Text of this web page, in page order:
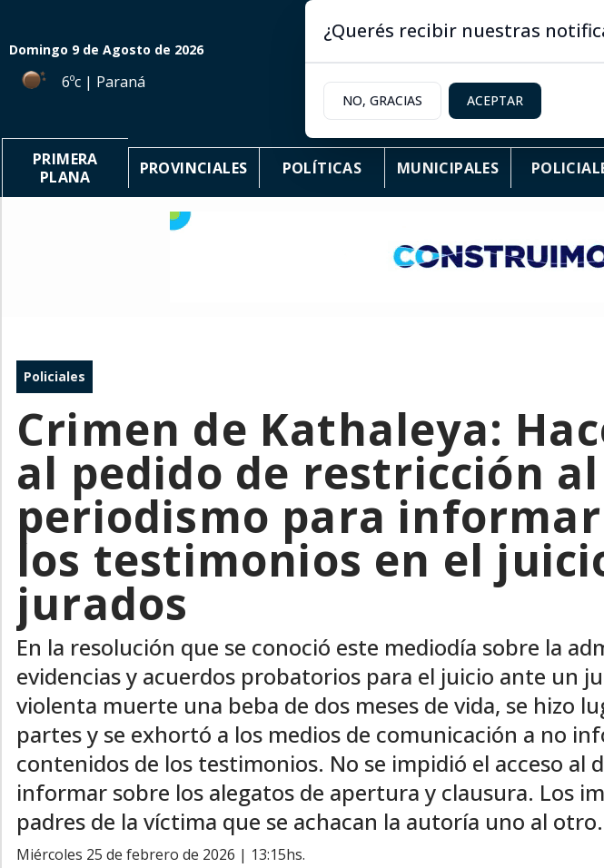
Domingo 9 de Agosto de 2026
6ºc | Paraná
PRIMERA
PLANA
PROVINCIALES POLÍTICAS MUNICIPALES
Policiales
Crimen de Kathaleya:
al pedido de restricción al
periodismo para
los testimonios en el
jurados
En la resolución que se conoció este mediodía sobre la
evidencias y acuerdos probatorios para el juicio ante un
violenta muerte una beba de dos meses de vida, se hizo
partes y se exhortó a los medios de comunicación a no
contenidos de los testimonios. No se impidió el acceso al
informar sobre los alegatos de apertura y clausura. Los
padres de la víctima que se achacan la autoría uno al otro.
miércoles 25 de febrero de 2026 | 13:15hs.
¿Querés recibir nuestras
NO, GRACIAS ACEPTAR